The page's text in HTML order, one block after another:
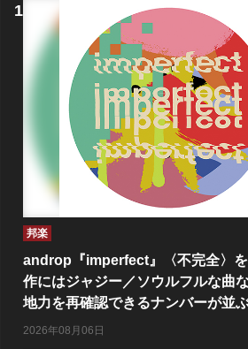
邦楽
androp『imperfect』〈不完全〉
作にはジャジー／ソウルフルな曲
地力を再確認できるナンバーが並
2026年08月06日